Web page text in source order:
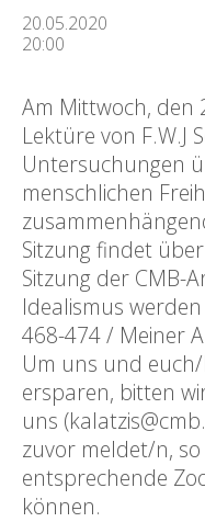
20.05.2020
20:00
Am Mittwoch,
Lektüre von F.W.J
Untersuchungen
menschlichen
Sitzung findet
Sitzung der CMB-
Idealismus
468-474 / Meiner
Um uns und
ersparen, bitten
uns
zuvor meldet/n,
entsprechende
können.